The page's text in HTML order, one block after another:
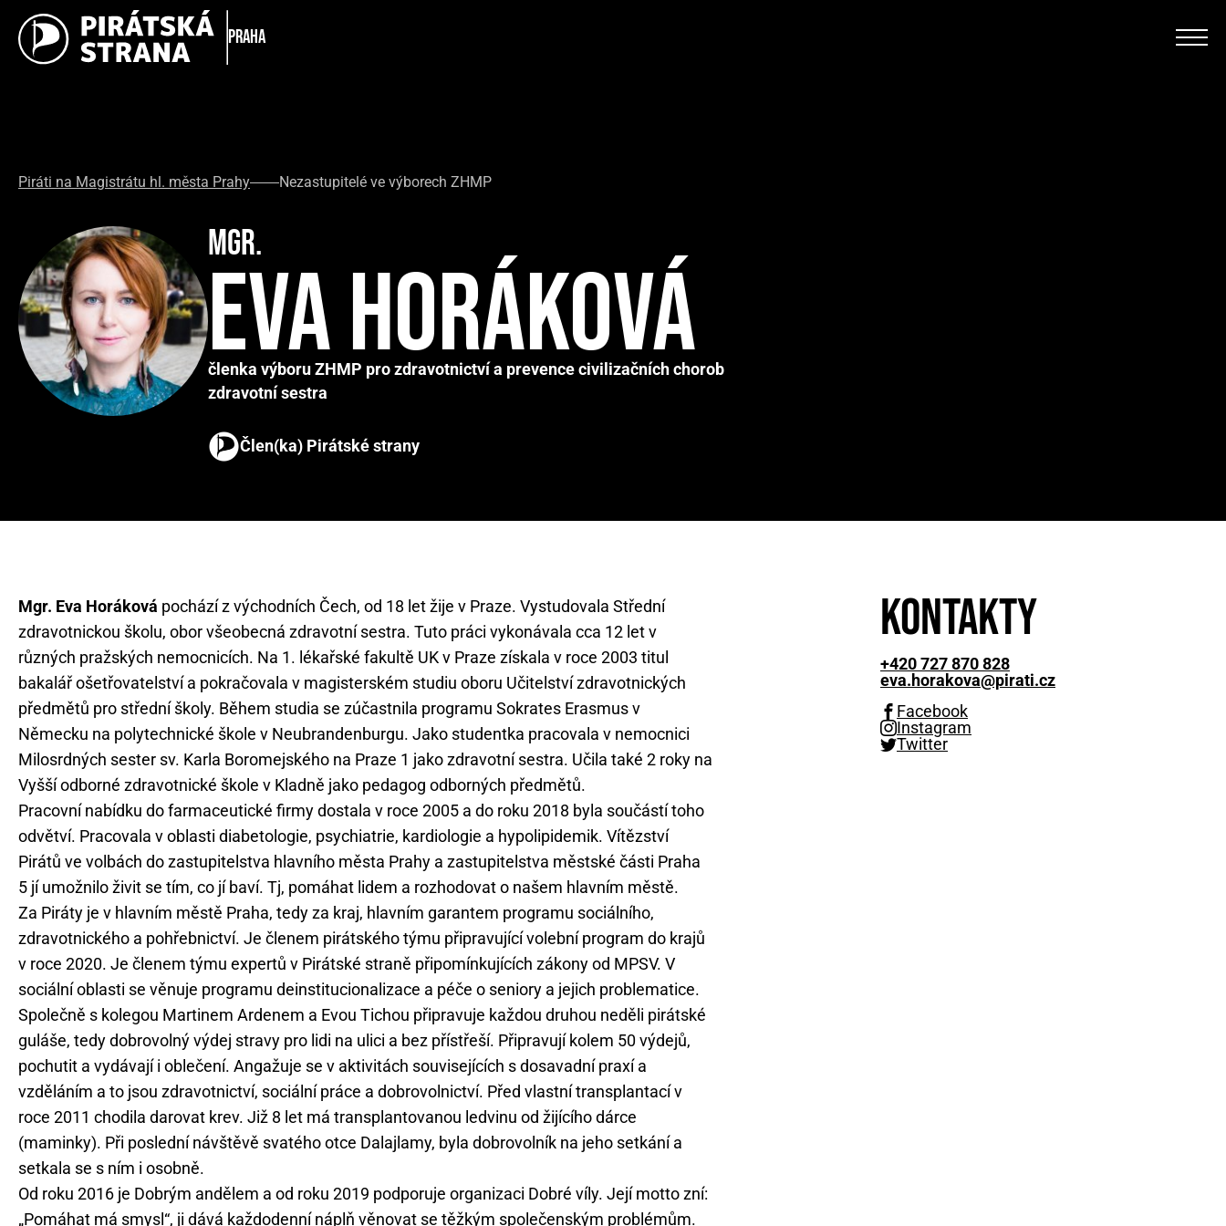
Praha
Piráti na Magistrátu hl. města Prahy Nezastupitelé ve výborech ZHMP
Mgr.
Eva Horáková
členka výboru ZHMP pro zdravotnictví a prevence civilizačních chorob
zdravotní sestra
Člen(ka) Pirátské strany
Mgr. Eva Horáková pochází z východních Čech, od 18 let žije v Praze. Vystudovala Střední
zdravotnickou školu, obor všeobecná zdravotní sestra. Tuto práci vykonávala cca 12 let v
různých pražských nemocnicích. Na 1. lékařské fakultě UK v Praze získala v roce 2003 titul
bakalář ošetřovatelství a pokračovala v magisterském studiu oboru Učitelství zdravotnických
předmětů pro střední školy. Během studia se zúčastnila programu Sokrates Erasmus v
Německu na polytechnické škole v Neubrandenburgu. Jako studentka pracovala v nemocnici
Milosrdných sester sv. Karla Boromejského na Praze 1 jako zdravotní sestra. Učila také 2 roky na
Vyšší odborné zdravotnické škole v Kladně jako pedagog odborných předmětů.
Pracovní nabídku do farmaceutické firmy dostala v roce 2005 a do roku 2018 byla součástí toho
odvětví. Pracovala v oblasti diabetologie, psychiatrie, kardiologie a hypolipidemik. Vítězství
Pirátů ve volbách do zastupitelstva hlavního města Prahy a zastupitelstva městské části Praha
5 jí umožnilo živit se tím, co jí baví. Tj, pomáhat lidem a rozhodovat o našem hlavním městě.
Za Piráty je v hlavním městě Praha, tedy za kraj, hlavním garantem programu sociálního,
zdravotnického a pohřebnictví. Je členem pirátského týmu připravující volební program do krajů
v roce 2020. Je členem týmu expertů v Pirátské straně připomínkujících zákony od MPSV. V
sociální oblasti se věnuje programu deinstitucionalizace a péče o seniory a jejich problematice.
Společně s kolegou Martinem Ardenem a Evou Tichou připravuje každou druhou neděli pirátské
guláše, tedy dobrovolný výdej stravy pro lidi na ulici a bez přístřeší. Připravují kolem 50 výdejů,
pochutit a vydávají i oblečení. Angažuje se v aktivitách souvisejících s dosavadní praxí a
vzděláním a to jsou zdravotnictví, sociální práce a dobrovolnictví. Před vlastní transplantací v
roce 2011 chodila darovat krev. Již 8 let má transplantovanou ledvinu od žijícího dárce
(maminky). Při poslední návštěvě svatého otce Dalajlamy, byla dobrovolník na jeho setkání a
setkala se s ním i osobně.
Od roku 2016 je Dobrým andělem a od roku 2019 podporuje organizaci Dobré víly. Její motto zní:
„Pomáhat má smysl“, ji dává každodenní náplň věnovat se těžkým společenským problémům.
Kontakty
+420 727 870 828
eva.horakova@pirati.cz
Facebook
Instagram
Twitter